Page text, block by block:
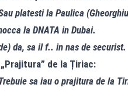
platesti la Paulica
la DNATA in Dubai.
da, sa il f.. in nas de securist.
de la Țiriac:
sa iau o prajitura de la